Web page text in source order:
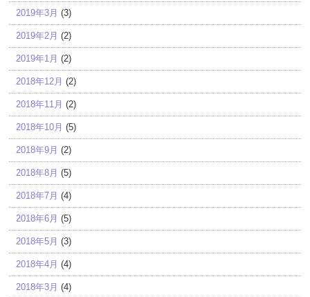
2019年3月 (3)
2019年2月 (2)
2019年1月 (2)
2018年12月 (2)
2018年11月 (2)
2018年10月 (5)
2018年9月 (2)
2018年8月 (5)
2018年7月 (4)
2018年6月 (5)
2018年5月 (3)
2018年4月 (4)
2018年3月 (4)